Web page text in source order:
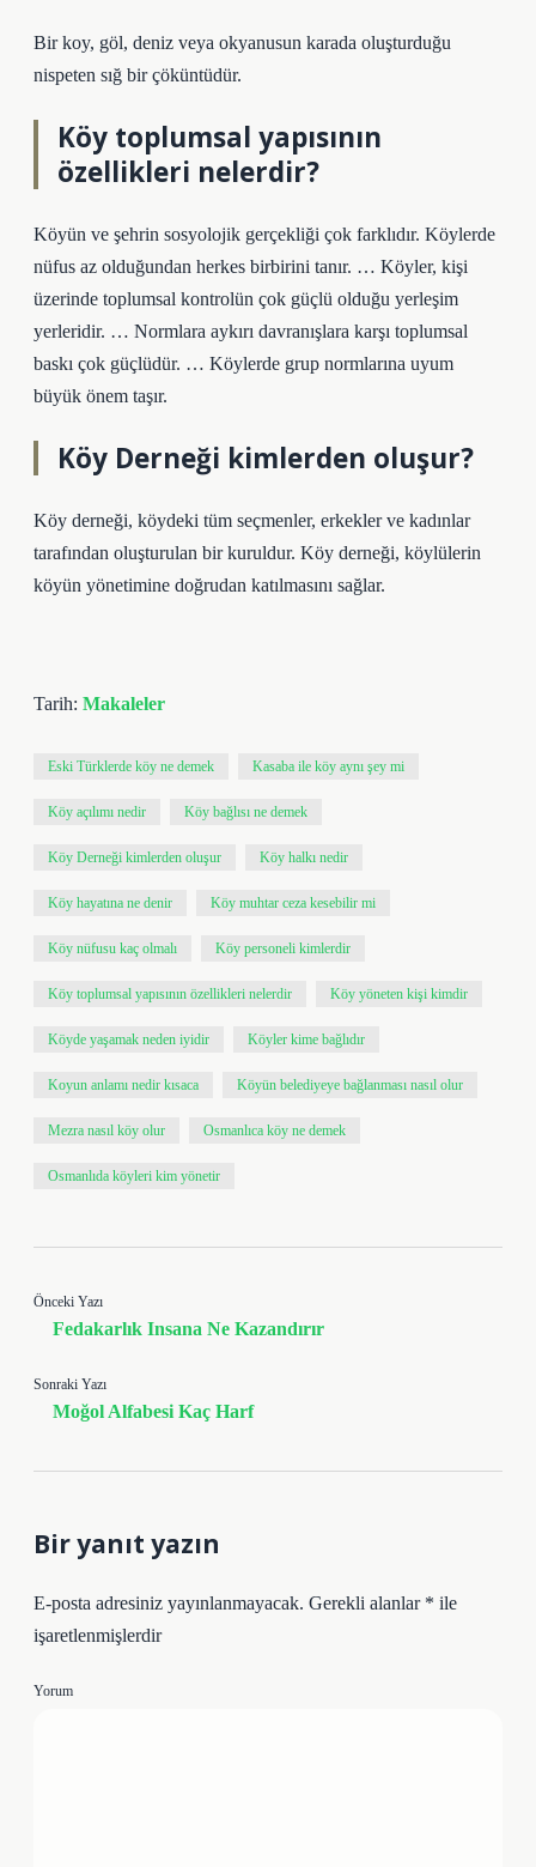
Bir koy, göl, deniz veya okyanusun karada oluşturduğu
nispeten sığ bir çöküntüdür.
Köy toplumsal yapısının
özellikleri nelerdir?
Köyün ve şehrin sosyolojik gerçekliği çok farklıdır. Köylerde
nüfus az olduğundan herkes birbirini tanır. … Köyler, kişi
üzerinde toplumsal kontrolün çok güçlü olduğu yerleşim
yerleridir. … Normlara aykırı davranışlara karşı toplumsal
baskı çok güçlüdür. … Köylerde grup normlarına uyum
büyük önem taşır.
Köy Derneği kimlerden oluşur?
Köy derneği, köydeki tüm seçmenler, erkekler ve kadınlar
tarafından oluşturulan bir kuruldur. Köy derneği, köylülerin
köyün yönetimine doğrudan katılmasını sağlar.
Tarih: Makaleler
Eski Türklerde köy ne demek Kasaba ile köy aynı şey mi
Köy açılımı nedir Köy bağlısı ne demek
Köy Derneği kimlerden oluşur Köy halkı nedir
Köy hayatına ne denir Köy muhtar ceza kesebilir mi
Köy nüfusu kaç olmalı Köy personeli kimlerdir
Köy toplumsal yapısının özellikleri nelerdir Köy yöneten kişi kimdir
Köyde yaşamak neden iyidir Köyler kime bağlıdır
Koyun anlamı nedir kısaca Köyün belediyeye bağlanması nasıl olur
Mezra nasıl köy olur Osmanlıca köy ne demek
Osmanlıda köyleri kim yönetir
Önceki Yazı
Fedakarlık Insana Ne Kazandırır
Sonraki Yazı
Moğol Alfabesi Kaç Harf
Bir yanıt yazın
E-posta adresiniz yayınlanmayacak. Gerekli alanlar * ile
işaretlenmişlerdir
Yorum